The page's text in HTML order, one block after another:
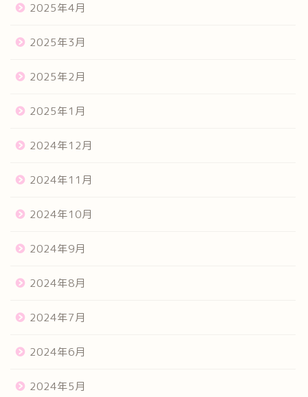
2025年4月
2025年3月
2025年2月
2025年1月
2024年12月
2024年11月
2024年10月
2024年9月
2024年8月
2024年7月
2024年6月
2024年5月